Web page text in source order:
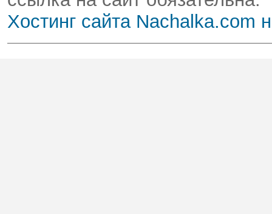
Хостинг сайта Nachalka.com